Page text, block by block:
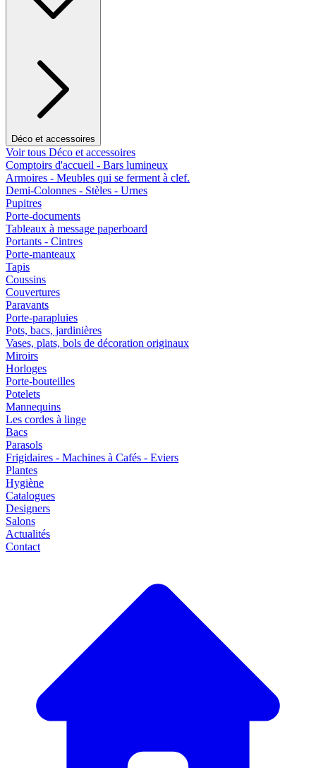
Déco et accessoires
Voir tous Déco et accessoires
Comptoirs d'accueil - Bars lumineux
Armoires - Meubles qui se ferment à clef.
Demi-Colonnes - Stèles - Urnes
Pupitres
Porte-documents
Tableaux à message paperboard
Portants - Cintres
Porte-manteaux
Tapis
Coussins
Couvertures
Paravants
Porte-parapluies
Pots, bacs, jardinières
Vases, plats, bols de décoration originaux
Miroirs
Horloges
Porte-bouteilles
Potelets
Mannequins
Les cordes à linge
Bacs
Parasols
Frigidaires - Machines à Cafés - Eviers
Plantes
Hygiène
Catalogues
Designers
Salons
Actualités
Contact